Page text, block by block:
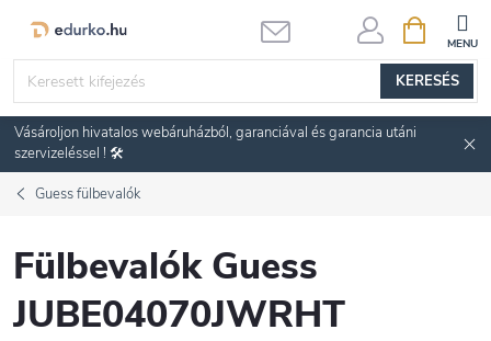
KERESÉS
KOSÁR
Vásároljon hivatalos webáruházból, garanciával és garancia utáni
szervizeléssel ! 🛠️
Guess fülbevalók
Fülbevalók Guess
JUBE04070JWRHT